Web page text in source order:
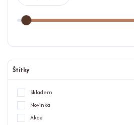
Štítky
Skladem
Novinka
Akce